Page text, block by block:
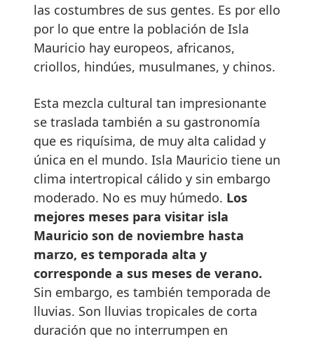
las costumbres de sus gentes. Es por ello
por lo que entre la población de Isla
Mauricio hay europeos, africanos,
criollos, hindúes, musulmanes, y chinos.
Esta mezcla cultural tan impresionante
se traslada también a su gastronomía
que es riquísima, de muy alta calidad y
única en el mundo. Isla Mauricio tiene un
clima intertropical cálido y sin embargo
moderado. No es muy húmedo. Los
mejores meses para visitar isla
Mauricio son de noviembre hasta
marzo, es temporada alta y
corresponde a sus meses de verano.
Sin embargo, es también temporada de
lluvias. Son lluvias tropicales de corta
duración que no interrumpen en